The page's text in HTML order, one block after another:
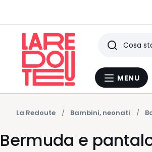
Menu
MENU
Ricerca
Ultimi
visti
La Redoute Bambini, neonati
Bermuda e